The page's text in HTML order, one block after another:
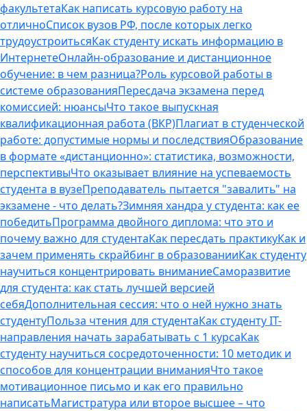
факультетаКак написать курсовую работу на
отличноСписок вузов РФ, после которых легко
трудоустроитьсяКак студенту искать информацию в
ИнтернетеОнлайн-образование и дистанционное
обучение: в чем разница?Роль курсовой работы в
системе образованияПересдача экзамена перед
комиссией: нюансыЧто такое выпускная
квалификационная работа (ВКР)Плагиат в студенческой
работе: допустимые нормы и последствияОбразование
в формате «дистанционно»: статистика, возможности,
перспективыЧто оказывает влияние на успеваемость
студента в вузеПреподаватель пытается "завалить" на
экзамене - что делать?Зимняя хандра у студента: как ее
победитьПрограмма двойного диплома: что это и
почему важно для студентаКак пересдать практикуКак и
зачем применять скрайбинг в образованииКак студенту
научиться концентрировать вниманиеСаморазвитие
для студента: как стать лучшей версией
себяДополнительная сессия: что о ней нужно знать
студентуПольза чтения для студентаКак студенту IT-
направления начать зарабатывать с 1 курсаКак
студенту научиться сосредоточенности: 10 методик и
способов для концентрации вниманияЧто такое
мотивационное письмо и как его правильно
написатьМагистратура или второе высшее – что